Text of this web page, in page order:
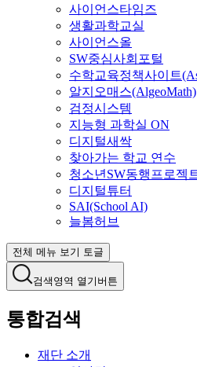
사이언스타임즈
생활과학교실
사이언스올
SW중심사회포털
수학교육정책사이트
알지오매스(AlgeoMath)
검정시스템
지능형 과학실 ON
디지털새싹
찾아가는 학교 연수
청소년SW동행프로젝
디지털튜터
SAI(School AI)
늘봄허브
전체 메뉴 보기 토글
검색영역 열기버튼
통합검색
재단 소개